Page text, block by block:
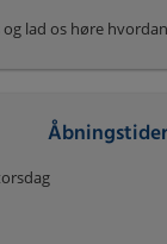
lad os høre
Åbningstider